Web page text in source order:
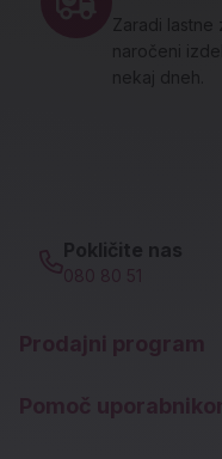
Zaradi lastne
naročeni
nekaj dneh.
Pokličite nas
080 80 51
Prodajni program
Pomoč